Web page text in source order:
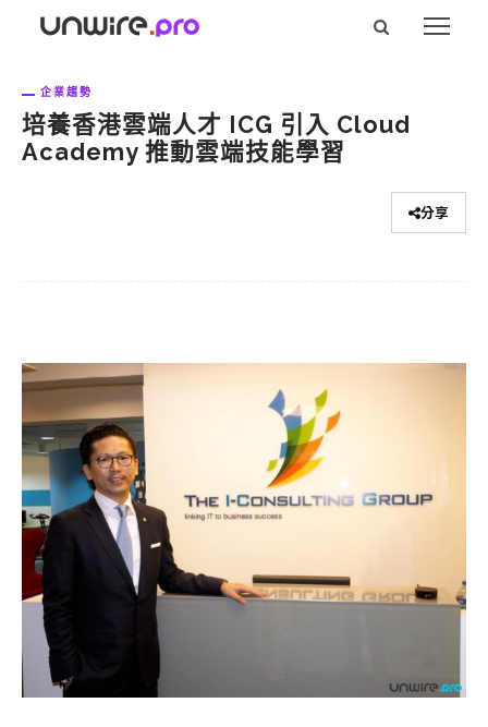
企業趨勢
培養香港雲端人才 ICG 引入 Cloud
Academy 推動雲端技能學習
分享